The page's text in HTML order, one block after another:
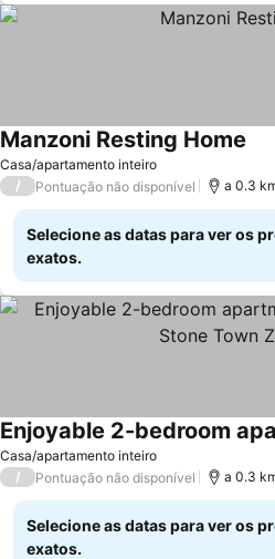
Casa/apartamento inteiro
Manzoni Resting Home
/ Pontuação não disponível a 0.3
Selecione as datas para ver os
exatos.
Casa/apartamento inteiro
/ Pontuação não disponível a 0.3
Selecione as datas para ver os
exatos.